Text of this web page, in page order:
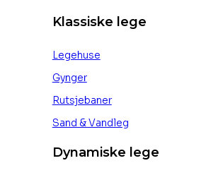
Klassiske lege
Legehuse
Gynger
Rutsjebaner
Sand & Vandleg
Dynamiske lege